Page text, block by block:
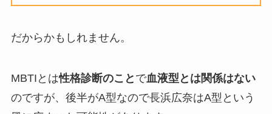
だからかもしれません。
MBTIとは性格診断のこと で血液型とは関係はない
のですが、後半がA型なので長浜広奈はA型という